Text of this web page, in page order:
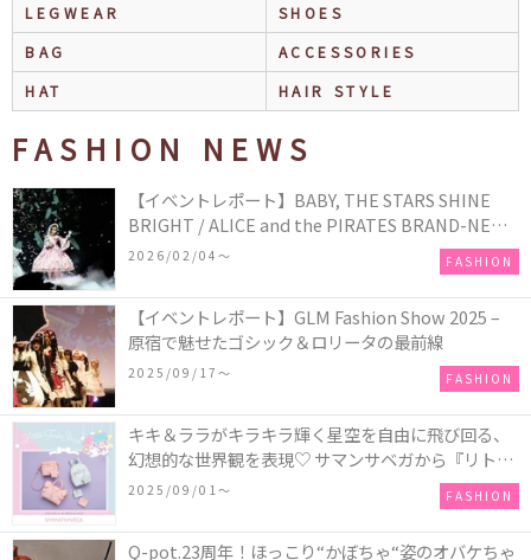
LEGWEAR
SHOES
BAG
ACCESSORIES
HAT
HAIR STYLE
FASHION NEWS
【イベントレポート】BABY, THE STARS SHINE
BRIGHT / ALICE and the PIRATES BRAND-NEW
COLLECTION in TOKYO
2026/02/04〜 FASHION
【イベントレポート】GLM Fashion Show 2025 –
原宿で魅せたゴシック＆ロリータの最前線
2025/09/17〜 FASHION
キキ＆ララがキラキラ輝く星空を自由に飛び回る、
幻想的な世界観を表現♡ サマンサベガから『リトル
ツインスターズ』50周年アニバーサリーイヤー』を
2025/09/01〜 FASHION
Q-pot.23周年！ほっこり“かぼちゃ“姿のオバケちゃ